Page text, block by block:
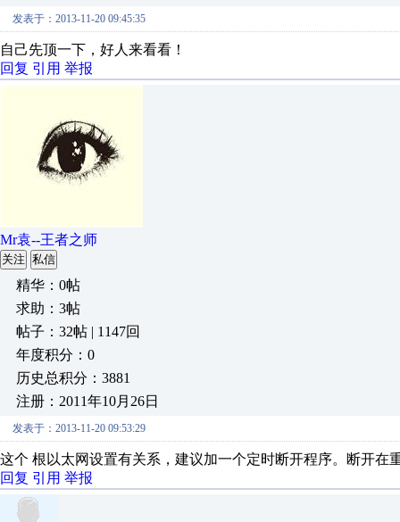
发表于：2013-11-20 09:45:35
自己先顶一下，好人来看看！
回复 引用 举报
Mr袁--王者之师
关注 私信
精华：0帖
求助：3帖
帖子：32帖 | 1147回
年度积分：0
历史总积分：3881
注册：2011年10月26日
发表于：2013-11-20 09:53:29
这个 根以太网设置有关系，建议加一个定时断开程序。断开在
回复 引用 举报